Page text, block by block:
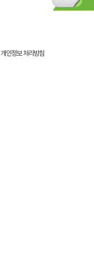
개인정보 처리방침